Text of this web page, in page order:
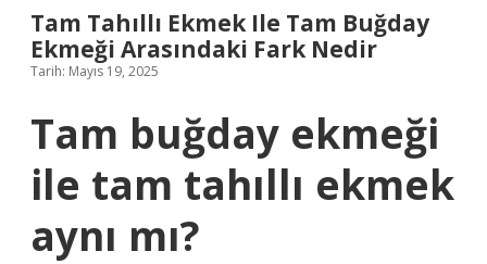
Tam Tahıllı Ekmek Ile Tam Buğday
Ekmeği Arasındaki Fark Nedir
Tarih: Mayıs 19, 2025
Tam buğday ekmeği
ile tam tahıllı ekmek
aynı mı?